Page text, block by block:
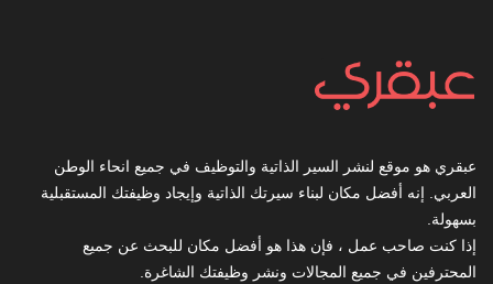
عبقري هو موقع لنشر السير الذاتية والتوظيف في جميع انحاء الوطن
العربي. إنه أفضل مكان لبناء سيرتك الذاتية وإيجاد وظيفتك المستقبلية
بسهولة.
إذا كنت صاحب عمل ، فإن هذا هو أفضل مكان للبحث عن جميع
المحترفين في جميع المجالات ونشر وظيفتك الشاغرة.